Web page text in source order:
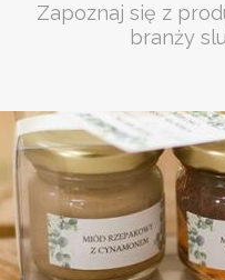
Zapoznaj się z
branży